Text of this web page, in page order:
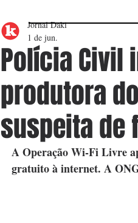
Polícia Civil
produtora
suspeita de
Jornal Daki
1 de jun.
A Operação Wi-Fi Livre
gratuito à internet. A